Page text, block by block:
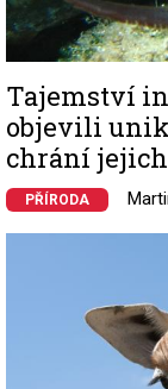
Tajemství
objevili
chrání
PŘÍRODA